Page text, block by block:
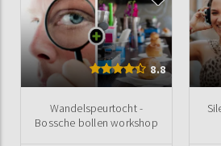
8.8
Wandelspeurtocht -
Bossche bollen workshop